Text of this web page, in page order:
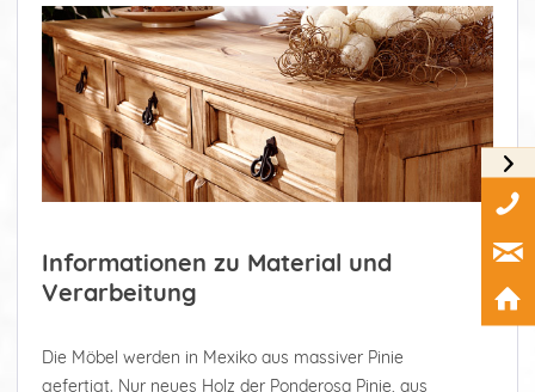
Informationen zu Material und
Verarbeitung
Die Möbel werden in Mexiko aus massiver Pinie
gefertigt. Nur neues Holz der Ponderosa Pinie, aus